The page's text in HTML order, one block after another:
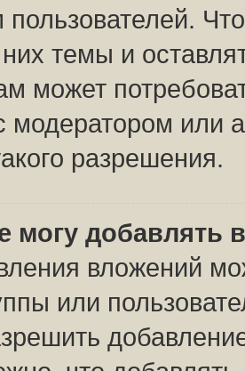
пользователей.
них темы и
может
модератором или
разрешения.
могу добавлять
вложений
или